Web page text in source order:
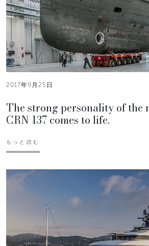
2017年9月25日
The strong personality of the
CRN 137 comes to life.
もっと読む